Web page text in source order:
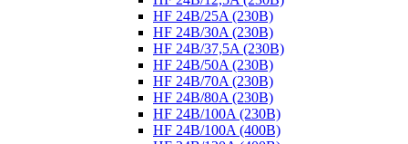
HF 24B/25A (230B)
HF 24B/30A (230B)
HF 24B/37,5A (230B)
HF 24B/50A (230B)
HF 24B/70A (230B)
HF 24B/80A (230B)
HF 24B/100A (230B)
HF 24B/100A (400B)